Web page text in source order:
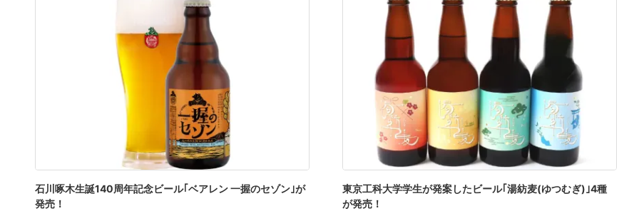
石川啄木生誕140周年記念ビール｢ベアレン 一握のセゾン｣が
発売！
東京工科大学学生が発案したビール｢湯紡麦(ゆつむぎ)｣4種
が発売！